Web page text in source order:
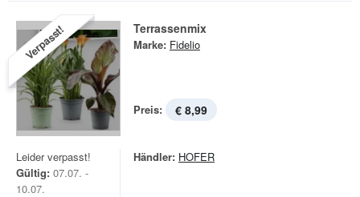
Verpasst! Terrassenmix
Marke: Fidelio
Preis: € 8,99
Leider verpasst!
Gültig: 07.07. -
10.07.
Händler: HOFER